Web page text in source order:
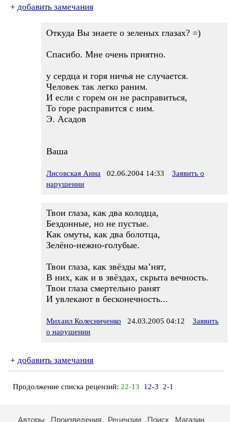
+ добавить замечания
Откуда Вы знаете о зеленых глазах? =)
Спасибо. Мне очень приятно.
у сердца и горя ничья не случается.
Человек так легко раним.
И если с горем он не расправиться,
То горе расправится с ним.
Э. Асадов
Ваша
Лисовская Анна 02.06.2004 14:33
Заявить о
нарушении
Твои глаза, как два колодца,
Бездонные, но не пустые.
Как омуты, как два болотца,
Зелёно-нежно-голубые.
Твои глаза, как звёзды ма’нят,
В них, как и в звёздах, скрыта вечность.
Твои глаза смертельно ранят
И увлекают в бесконечность...
Михаил Колесниченко 24.03.2005 04:12
Заявить
о нарушении
+ добавить замечания
Продолжение списка рецензий: 22-13 12-3 2-1
Авторы Произведения Рецензии Поиск Магазин